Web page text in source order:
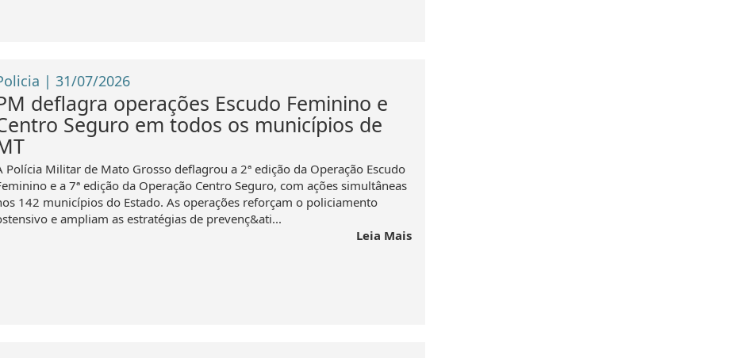
| 31/07/2026
deflagra operações Escudo Feminino e
Seguro em todos os municípios de
Polícia Militar de Mato Grosso deflagrou a 2ª edição da Operação Escudo
e a 7ª edição da Operação Centro Seguro, com ações simultâneas
142 municípios do Estado. As operações reforçam o policiamento
e ampliam as estratégias de prevenç&ati...
Leia Mais